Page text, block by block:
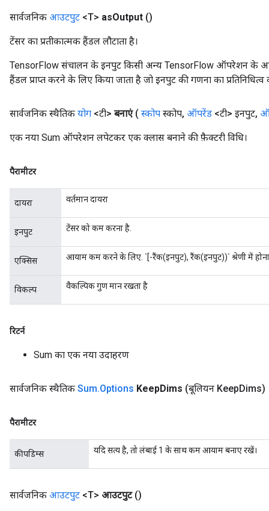
सार्वजनिक आउटपुट <T> asOutput ()
टेंसर का प्रतीकात्मक हैंडल लौटाता है।
TensorFlow संचालन के इनपुट किसी अन्य TensorFlow ऑपरेशन के
हैंडल प्राप्त करने के लिए किया जाता है जो इनपुट की गणना का प्रतिनिधित्व
सार्वजनिक स्थैतिक योग <टी> बनाएं ( स्कोप स्कोप, ऑपरेंड <टी> इनपुट,
एक नया Sum ऑपरेशन लपेटकर एक क्लास बनाने की फ़ैक्टरी विधि।
पैरामीटर
दायरा वर्तमान दायरा
इनपुट टेंसर को कम करना है.
एक्सिस आयाम कम करने के लिए. `[-रैंक(इनपुट), रैंक(इनपुट))` श्रेणी में होना
विकल्प वैकल्पिक गुण मान रखता है
रिटर्न
Sum का एक नया उदाहरण
सार्वजनिक स्थैतिक Sum.Options KeepDims (बूलियन KeepDims)
पैरामीटर
कीपडिम्स यदि सत्य है, तो लंबाई 1 के साथ कम आयाम बनाए रखें।
सार्वजनिक आउटपुट <T> आउटपुट ()